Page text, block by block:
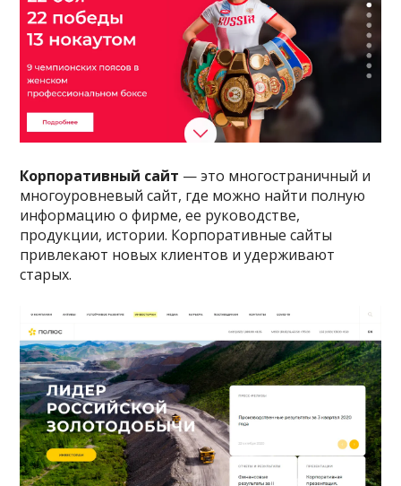
Корпоративный сайт — это многостраничный и
многоуровневый сайт, где можно найти полную
информацию о фирме, ее руководстве,
продукции, истории. Корпоративные сайты
привлекают новых клиентов и удерживают
старых.